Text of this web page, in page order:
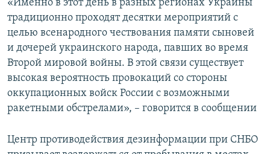
«Именно в этот день в разных регионах Украины
традиционно проходят десятки мероприятий с
целью всенародного чествования памяти сыновей
и дочерей украинского народа, павших во время
Второй мировой войны. В этой связи существует
высокая вероятность провокаций со стороны
оккупационных войск России с возможными
ракетными обстрелами», – говорится в сообщении
Центр противодействия дезинформации при СНБО